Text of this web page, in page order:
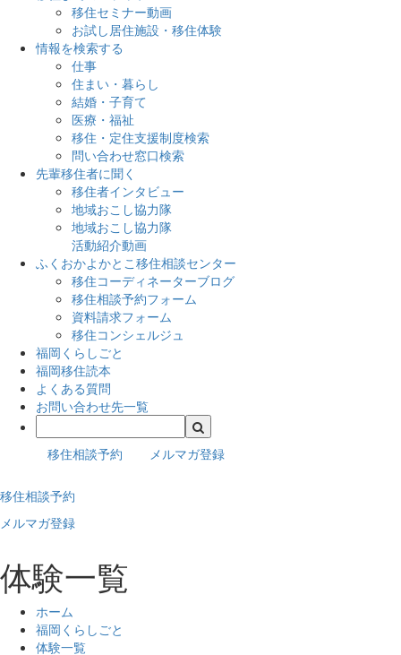
移住セミナー動画
お試し居住施設・移住体験
情報を検索する
仕事
住まい・暮らし
結婚・子育て
医療・福祉
移住・定住支援制度検索
問い合わせ窓口検索
先輩移住者に聞く
移住者インタビュー
地域おこし協力隊
地域おこし協力隊
活動紹介動画
ふくおかよかとこ移住相談センター
移住コーディネーターブログ
移住相談予約フォーム
資料請求フォーム
移住コンシェルジュ
福岡くらしごと
福岡移住読本
よくある質問
お問い合わせ先一覧
移住相談予約 メルマガ登録
移住相談予約
メルマガ登録
体験一覧
ホーム
福岡くらしごと
体験一覧